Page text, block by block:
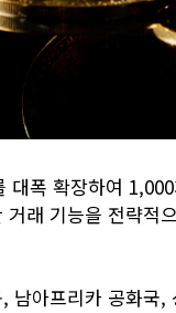
폭 확장하여
래 기능을 전략적
남아프리카 공화국